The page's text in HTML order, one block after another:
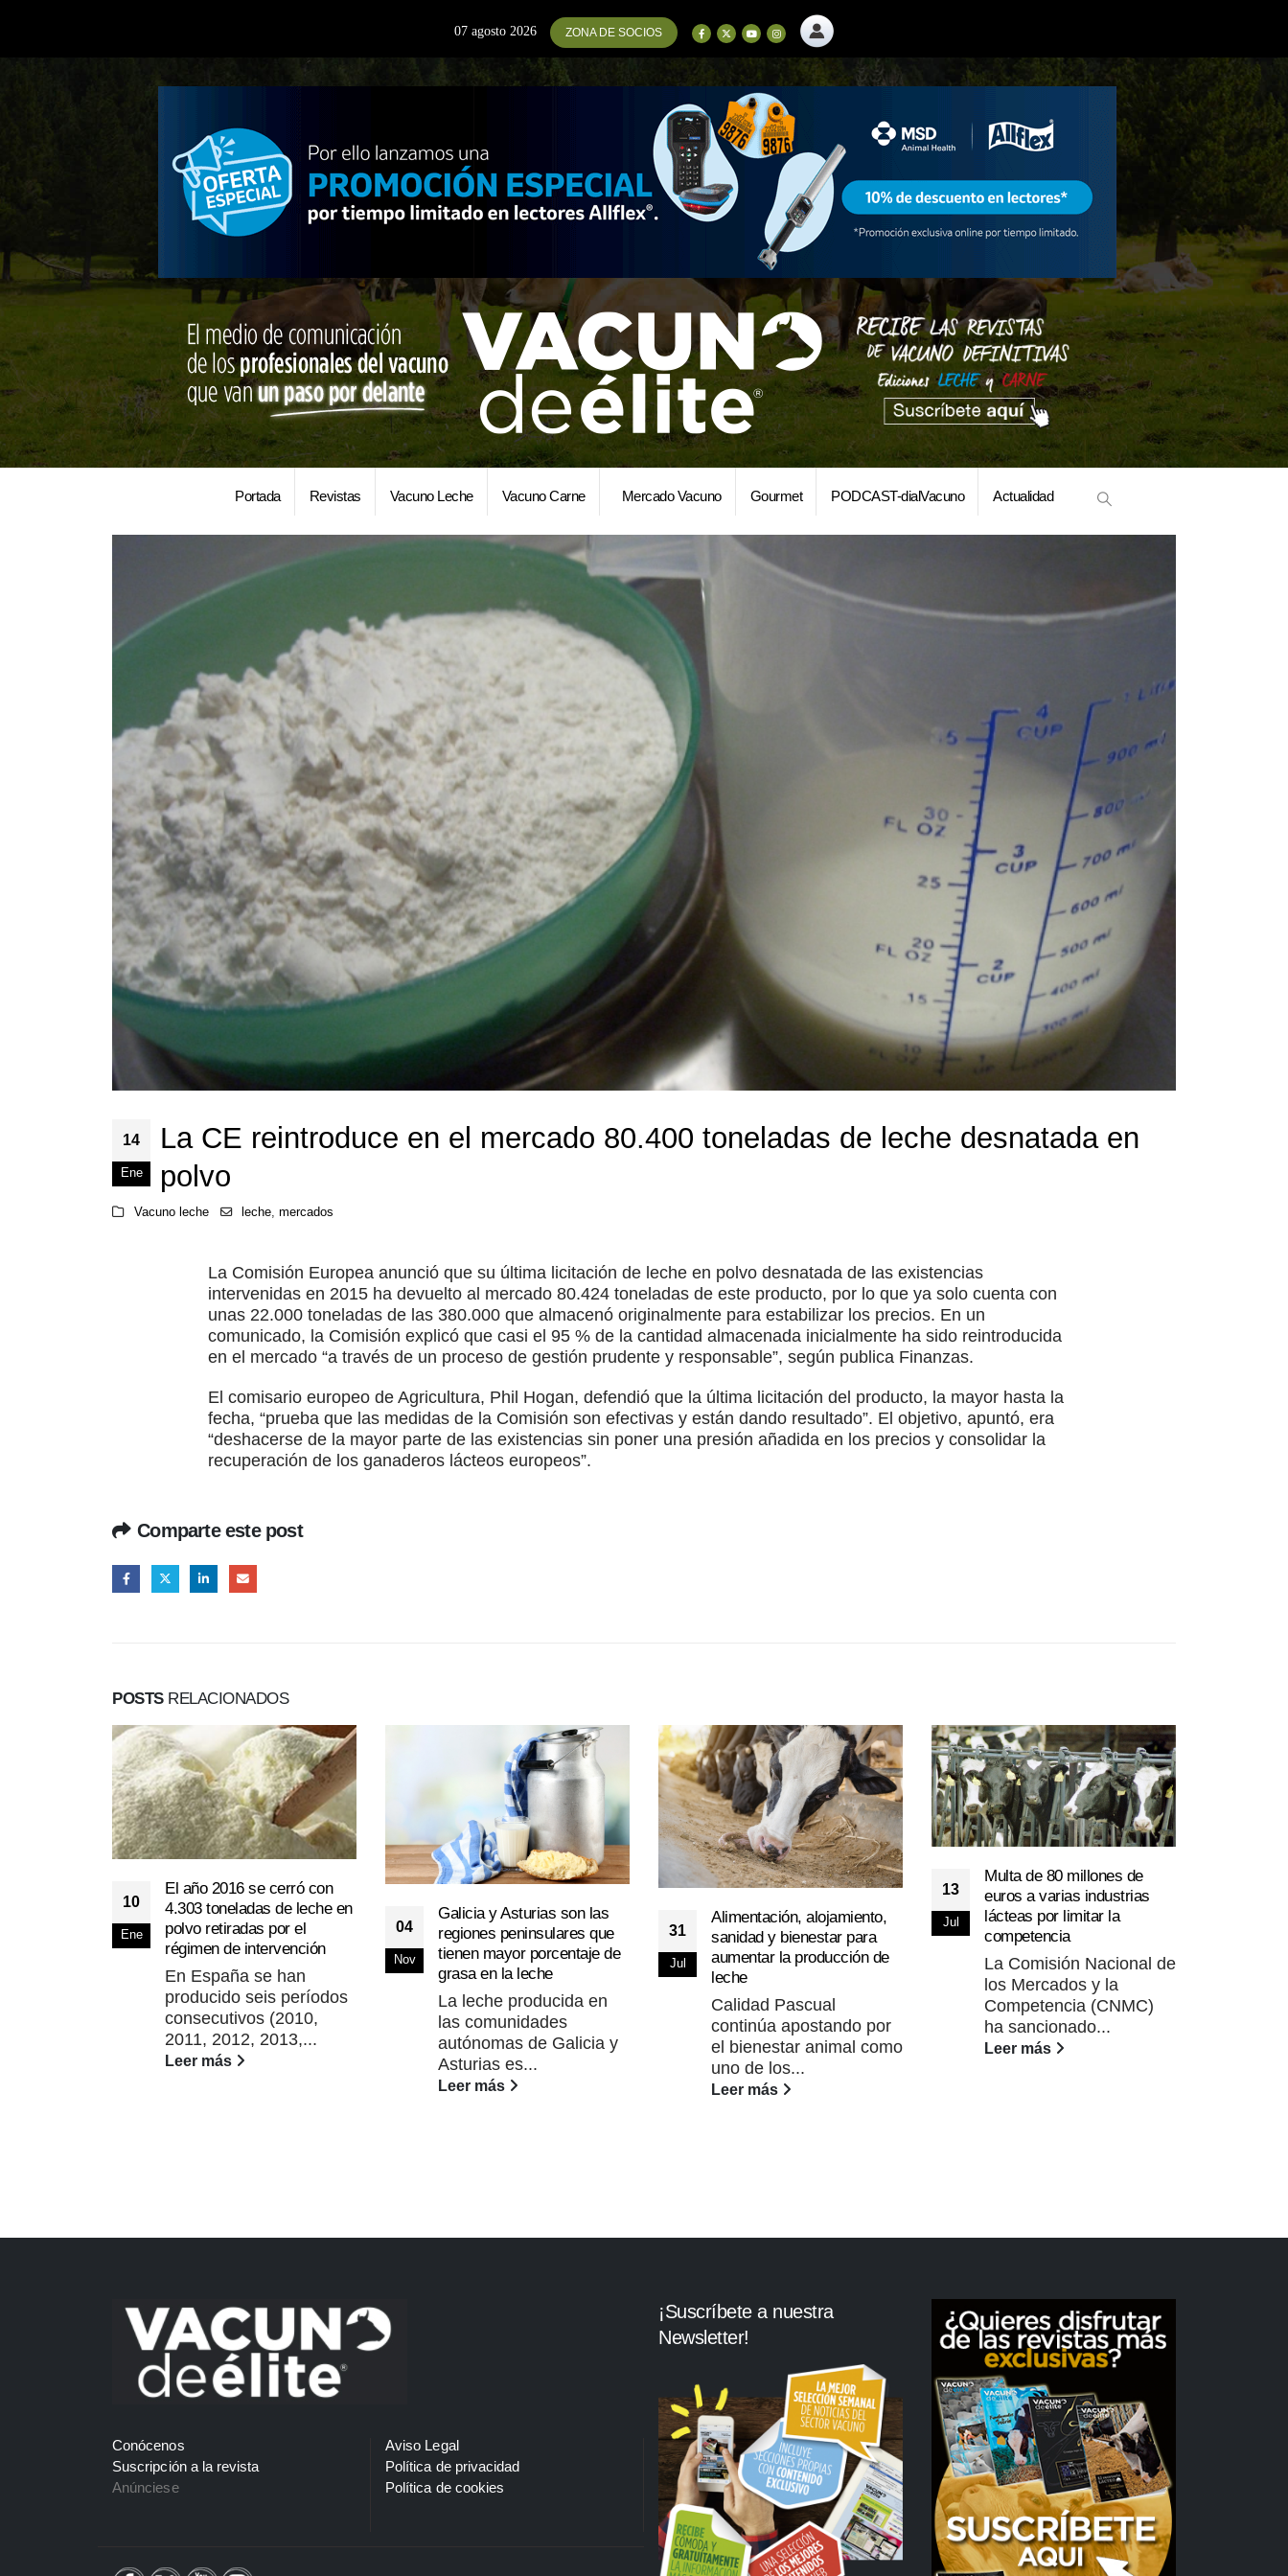
07 agosto 2026 ZONA DE SOCIOS
Portada Revistas Vacuno Leche Vacuno Carne Mercado Vacuno Gourmet PODCAST-dialVacuno Actualidad
14
Ene
La CE reintroduce en el mercado 80.400 toneladas de leche desnatada en
polvo
Vacuno leche leche,mercados
La Comisión Europea anunció que su última licitación de leche en polvo desnatada de las existencias
intervenidas en 2015 ha devuelto al mercado 80.424 toneladas de este producto, por lo que ya solo cuenta con
unas 22.000 toneladas de las 380.000 que almacenó originalmente para estabilizar los precios. En un
comunicado, la Comisión explicó que casi el 95 % de la cantidad almacenada inicialmente ha sido reintroducida
en el mercado “a través de un proceso de gestión prudente y responsable”, según publica Finanzas.
El comisario europeo de Agricultura, Phil Hogan, defendió que la última licitación del producto, la mayor hasta la
fecha, “prueba que las medidas de la Comisión son efectivas y están dando resultado”. El objetivo, apuntó, era
“deshacerse de la mayor parte de las existencias sin poner una presión añadida en los precios y consolidar la
recuperación de los ganaderos lácteos europeos”.
Comparte este post
POSTSRELACIONADOS
10
Ene
El año 2016 se cerró con
4.303 toneladas de leche en
polvo retiradas por el
régimen de intervención
En España se han
producido seis períodos
consecutivos (2010,
2011, 2012, 2013,...
Leer más
04
Nov
Galicia y Asturias son las
regiones peninsulares que
tienen mayor porcentaje de
grasa en la leche
La leche producida en
las comunidades
autónomas de Galicia y
Asturias es...
Leer más
31
Jul
Alimentación, alojamiento,
sanidad y bienestar para
aumentar la producción de
leche
Calidad Pascual
continúa apostando por
el bienestar animal como
uno de los...
Leer más
13
Jul
Multa de 80 millones de
euros a varias industrias
lácteas por limitar la
competencia
La Comisión Nacional de
los Mercados y la
Competencia (CNMC)
ha sancionado...
Leer más
Conócenos
Suscripción a la revista
Anúnciese
Aviso Legal
Política de privacidad
Política de cookies
¡Suscríbete a nuestra
Newsletter!